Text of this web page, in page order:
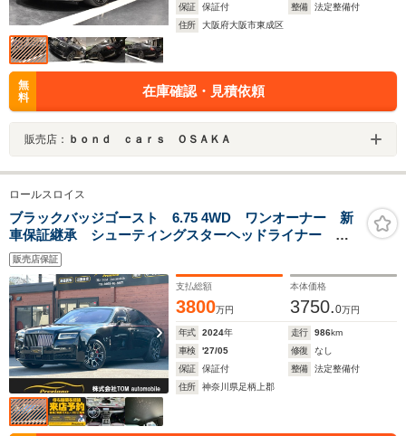
保証
保証付 整備
法定整備付
住所
大阪府大阪市東成区
無
料
在庫確認・見積依頼
販売店： ｂｏｎｄ ｃａｒｓ ＯＳＡＫＡ
ロールスロイス
ブラックバッジゴースト 6.75 4WD ワンオーナー 新
車保証継承 シューティングスターヘッドライナー ビ
スポークインテリア リヤシアターコンフィグレーショ
ン アップリットSoE コントラストシートパイピン
グ カラードパーフォレーション
販売店保証
支払総額
3800万円
本体価格
3750.0万円
年式 2024年 走行 986km
車検
'27/05 修復
なし
保証
保証付 整備
法定整備付
住所
神奈川県足柄上郡